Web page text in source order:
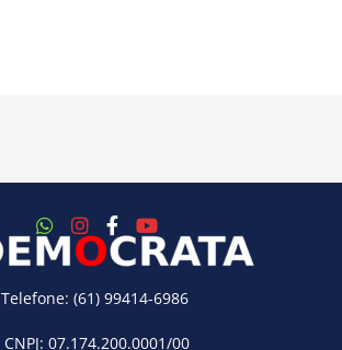
Telefone: (61) 99414-6986
CNPJ: 07.174.200.0001/00